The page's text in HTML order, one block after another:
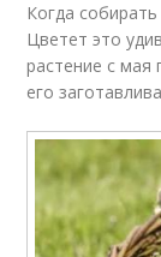
Когда
Цветет это
растение с мая
его